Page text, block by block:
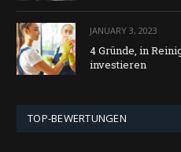
JANUARY 3, 2023
4 Gründe, in
investieren
TOP-BEWERTUNGEN